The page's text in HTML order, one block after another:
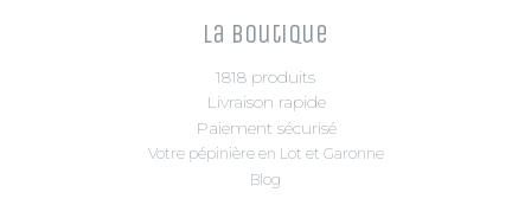
La boutique
1818 produits
Livraison rapide
Paiement sécurisé
Votre pépinière en Lot et Garonne
Blog